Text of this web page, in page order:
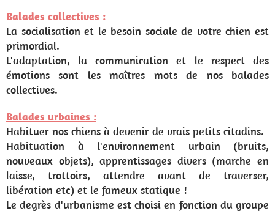
Balades collectives :
La socialisation et le besoin sociale de votre chien est
primordial.
L'adaptation, la communication et le respect des
émotions sont les maîtres mots de nos balades
collectives.
Balades urbaines :
Habituer nos chiens à devenir de vrais petits citadins.
Habituation à l'environnement urbain (bruits,
nouveaux objets), apprentissages divers (marche en
laisse, trottoirs, attendre avant de traverser,
libération etc) et le fameux statique !
Le degrès d'urbanisme est choisi en fonction du groupe